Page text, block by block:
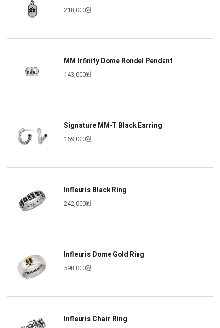
218,000원
MM Infinity Dome Rondel Pendant
143,000원
Signature MM-T Black Earring
169,000원
Infleuris Black Ring
242,000원
Infleuris Dome Gold Ring
598,000원
Infleuris Chain Ring